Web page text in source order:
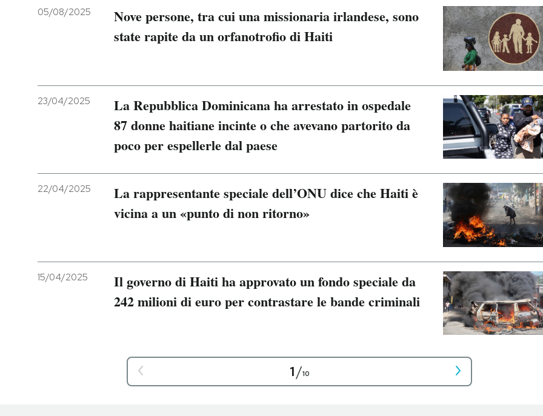
05/08/2025
Nove persone, tra cui una missionaria irlandese, sono
state rapite da un orfanotrofio di Haiti
23/04/2025
La Repubblica Dominicana ha arrestato in ospedale
87 donne haitiane incinte o che avevano partorito da
poco per espellerle dal paese
22/04/2025
La rappresentante speciale dell’ONU dice che Haiti è
vicina a un «punto di non ritorno»
15/04/2025
Il governo di Haiti ha approvato un fondo speciale da
242 milioni di euro per contrastare le bande criminali
1/10